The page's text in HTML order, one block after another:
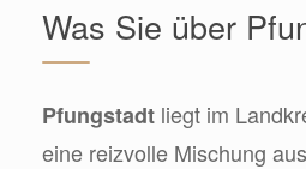
Was Sie über
Pfungstadt liegt im
eine reizvolle Mischung